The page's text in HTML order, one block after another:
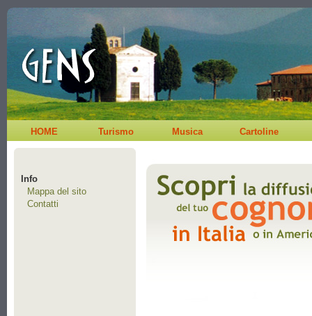
HOME Turismo Musica Cartoline
Info
Mappa del sito
Contatti